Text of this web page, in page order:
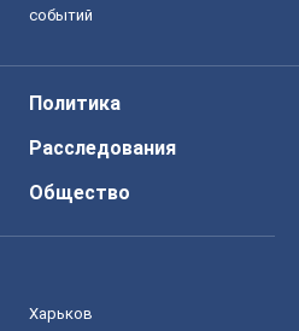
событий
Политика
Расследования
Общество
Харьков